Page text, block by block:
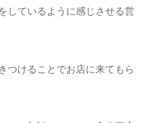
しているように感じさせる営
つけることでお店に来てもら